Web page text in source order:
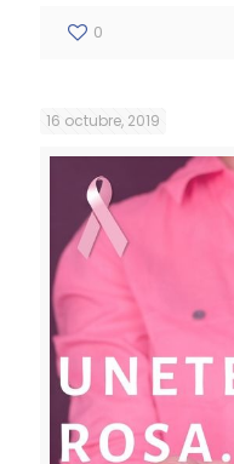
0
16 octubre, 2019